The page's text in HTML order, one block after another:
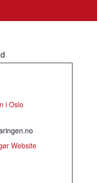
i Oslo
Website